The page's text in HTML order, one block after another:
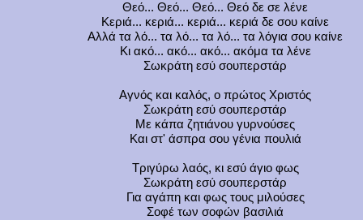
Θεό... Θεό... Θεό... Θεό δε σε λένε
Κεριά... κεριά... κεριά... κεριά δε σου καίνε
Αλλά τα λό... τα λό... τα λό... τα λόγια σου καίνε
Κι ακό... ακό... ακό... ακόμα τα λένε
Σωκράτη εσύ σουπερστάρ
Αγνός και καλός, ο πρώτος Χριστός
Σωκράτη εσύ σουπερστάρ
Με κάπα ζητιάνου γυρνούσες
Και στ' άσπρα σου γένια πουλιά
Τριγύρω λαός, κι εσύ άγιο φως
Σωκράτη εσύ σουπερστάρ
Για αγάπη και φως τους μιλούσες
Σοφέ των σοφών βασιλιά